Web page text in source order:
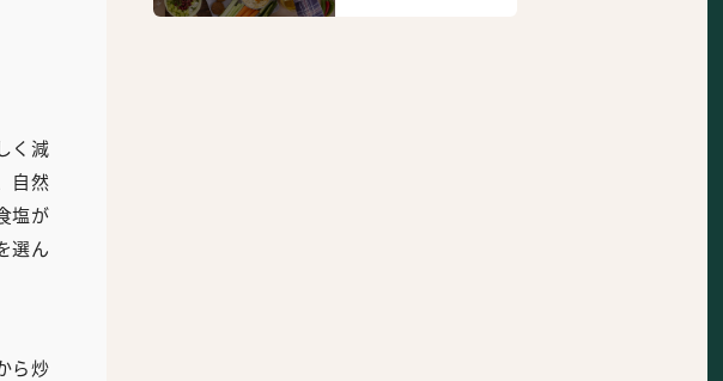
く減
自然
塩が
選ん
ら炒